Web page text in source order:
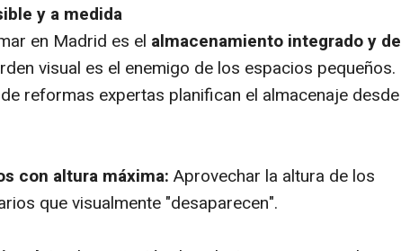
y a medida
en Madrid es el almacenamiento integrado y de
visual es el enemigo de los espacios pequeños.
reformas expertas planifican el almacenaje desde
con altura máxima: Aprovechar la altura de los
que visualmente "desaparecen".